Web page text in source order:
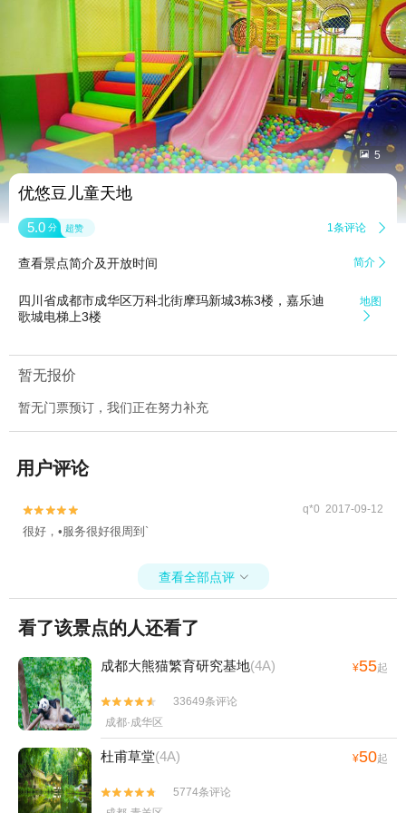
 5
优悠豆儿童天地
5.0 分 超赞 1条评论 
查看景点简介及开放时间 简介 
四川省成都市成华区万科北街摩玛新城3栋3楼，嘉乐迪
歌城电梯上3楼
地图

暂无报价
暂无门票预订，我们正在努力补充
用户评论

 q*0 2017-09-12
很好，•服务很好很周到`
查看全部点评 
看了该景点的人还看了
成都大熊猫繁育研究基地(4A) ¥55起


33649条评论
成都·成华区
杜甫草堂(4A) ¥50起


5774条评论